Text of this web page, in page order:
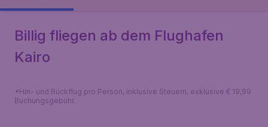
Billig fliegen ab dem Flughafen
Kairo
*Hin- und Rückflug pro Person, inklusive Steuern, exklusive € 19,99
Buchungsgebühr.